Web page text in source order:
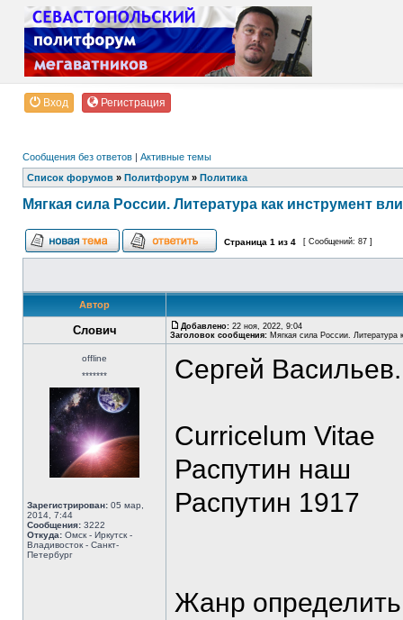
Вход Регистрация
Сообщения без ответов | Активные темы
Список форумов » Политфорум » Политика
Мягкая сила России. Литература как инструмент
Страница 1 из 4 [ Сообщений: 87 ]
Автор
Слович Добавлено: 22 ноя, 2022, 9:04
Заголовок сообщения: Мягкая сила России. Литература
offline
*******
Зарегистрирован: 05 мар,
2014, 7:44
Сообщения: 3222
Откуда: Омск - Иркутск -
Владивосток - Санкт-
Петербург
Сергей Васильев.
Curricelum Vitae
Распутин наш
Распутин 1917
Жанр